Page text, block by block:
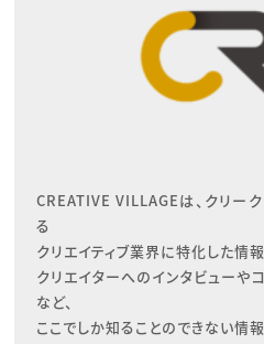
CREATIVE VILLAGEは、クリー
る
クリエイティブ業界に特化した情報
クリエイターへのインタビューや
など、
ここでしか知ることのできない情